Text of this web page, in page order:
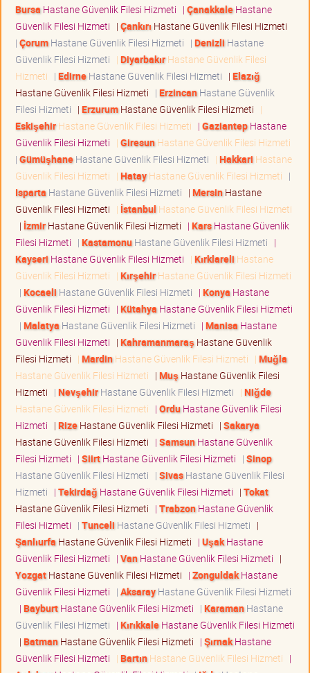
Bursa Hastane Güvenlik Filesi Hizmeti | ÇanakkaleHastane
Güvenlik Filesi Hizmeti | Çankırı Hastane Güvenlik Filesi Hizmeti
| ÇorumHastane Güvenlik Filesi Hizmeti | Denizli Hastane
Güvenlik Filesi Hizmeti | DiyarbakırHastane Güvenlik Filesi
Hizmeti | EdirneHastane Güvenlik Filesi Hizmeti | Elazığ
Hastane Güvenlik Filesi Hizmeti | ErzincanHastane Güvenlik
Filesi Hizmeti | ErzurumHastane Güvenlik Filesi Hizmeti |
EskişehirHastane Güvenlik Filesi Hizmeti | GaziantepHastane
Güvenlik Filesi Hizmeti | GiresunHastane Güvenlik Filesi Hizmeti
| GümüşhaneHastane Güvenlik Filesi Hizmeti | Hakkari Hastane
Güvenlik Filesi Hizmeti | HatayHastane Güvenlik Filesi Hizmeti |
Isparta Hastane Güvenlik Filesi Hizmeti | MersinHastane
Güvenlik Filesi Hizmeti | İstanbul Hastane Güvenlik Filesi Hizmeti
| İzmirHastane Güvenlik Filesi Hizmeti | KarsHastane Güvenlik
Filesi Hizmeti | KastamonuHastane Güvenlik Filesi Hizmeti |
Kayseri Hastane Güvenlik Filesi Hizmeti | Kırklareli Hastane
Güvenlik Filesi Hizmeti | KırşehirHastane Güvenlik Filesi Hizmeti
| Kocaeli Hastane Güvenlik Filesi Hizmeti | Konya Hastane
Güvenlik Filesi Hizmeti | Kütahya Hastane Güvenlik Filesi Hizmeti
| Malatya Hastane Güvenlik Filesi Hizmeti | Manisa Hastane
Güvenlik Filesi Hizmeti | Kahramanmaraş Hastane Güvenlik
Filesi Hizmeti | MardinHastane Güvenlik Filesi Hizmeti | Muğla
Hastane Güvenlik Filesi Hizmeti | Muş Hastane Güvenlik Filesi
Hizmeti | NevşehirHastane Güvenlik Filesi Hizmeti | Niğde
Hastane Güvenlik Filesi Hizmeti | OrduHastane Güvenlik Filesi
Hizmeti | RizeHastane Güvenlik Filesi Hizmeti | Sakarya
Hastane Güvenlik Filesi Hizmeti | SamsunHastane Güvenlik
Filesi Hizmeti | SiirtHastane Güvenlik Filesi Hizmeti | Sinop
Hastane Güvenlik Filesi Hizmeti | SivasHastane Güvenlik Filesi
Hizmeti | Tekirdağ Hastane Güvenlik Filesi Hizmeti | Tokat
Hastane Güvenlik Filesi Hizmeti | TrabzonHastane Güvenlik
Filesi Hizmeti | Tunceli Hastane Güvenlik Filesi Hizmeti |
Şanlıurfa Hastane Güvenlik Filesi Hizmeti | UşakHastane
Güvenlik Filesi Hizmeti | VanHastane Güvenlik Filesi Hizmeti |
YozgatHastane Güvenlik Filesi Hizmeti | ZonguldakHastane
Güvenlik Filesi Hizmeti | AksarayHastane Güvenlik Filesi Hizmeti
| BayburtHastane Güvenlik Filesi Hizmeti | KaramanHastane
Güvenlik Filesi Hizmeti | KırıkkaleHastane Güvenlik Filesi Hizmeti
| BatmanHastane Güvenlik Filesi Hizmeti | ŞırnakHastane
Güvenlik Filesi Hizmeti | BartınHastane Güvenlik Filesi Hizmeti |